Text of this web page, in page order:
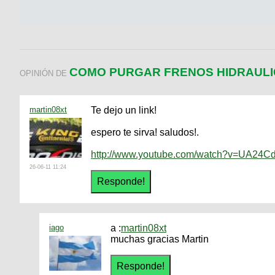
OPINIÓN DE COMO PURGAR FRENOS
martin08xt
26-06-11 11:24
Te dejo un link!
espero te sirva! saludos!.
http://www.youtube.com/
iago a :martin08xt
muchas gracias Martin